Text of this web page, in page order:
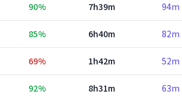
90% 7h39m 94m
85% 6h40m 82m
69% 1h42m 52m
92% 8h31m 63m